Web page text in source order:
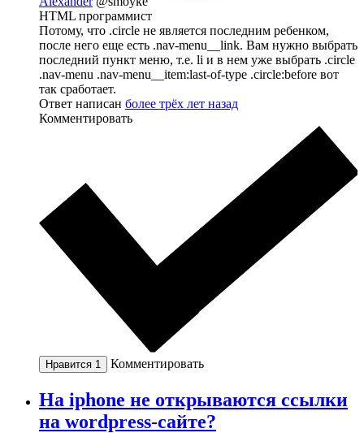
HTML программист
Потому, что .circle не является последним ребенком,
после него еще есть .nav-menu__link. Вам нужно выбрать
последний пункт меню, т.е. li и в нем уже выбрать .circle
.nav-menu .nav-menu__item:last-of-type .circle:before вот
так сработает.
Ответ написан более трёх лет назад
Комментировать
Нравится 1 Комментировать
На iphone не открываются ссылки
на wordpress-сайте?